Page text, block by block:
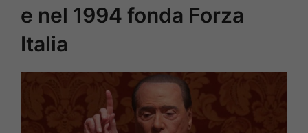
e nel 1994 fonda Forza
Italia